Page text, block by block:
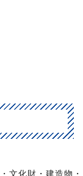
文化財・建造物・